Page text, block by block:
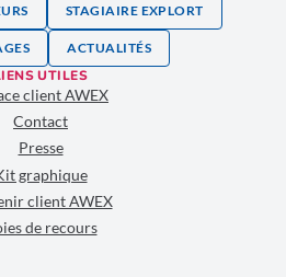
STAGIAIRE EXPLORT
ACTUALITÉS
UTILES
client AWEX
Contact
Presse
graphique
client AWEX
de recours